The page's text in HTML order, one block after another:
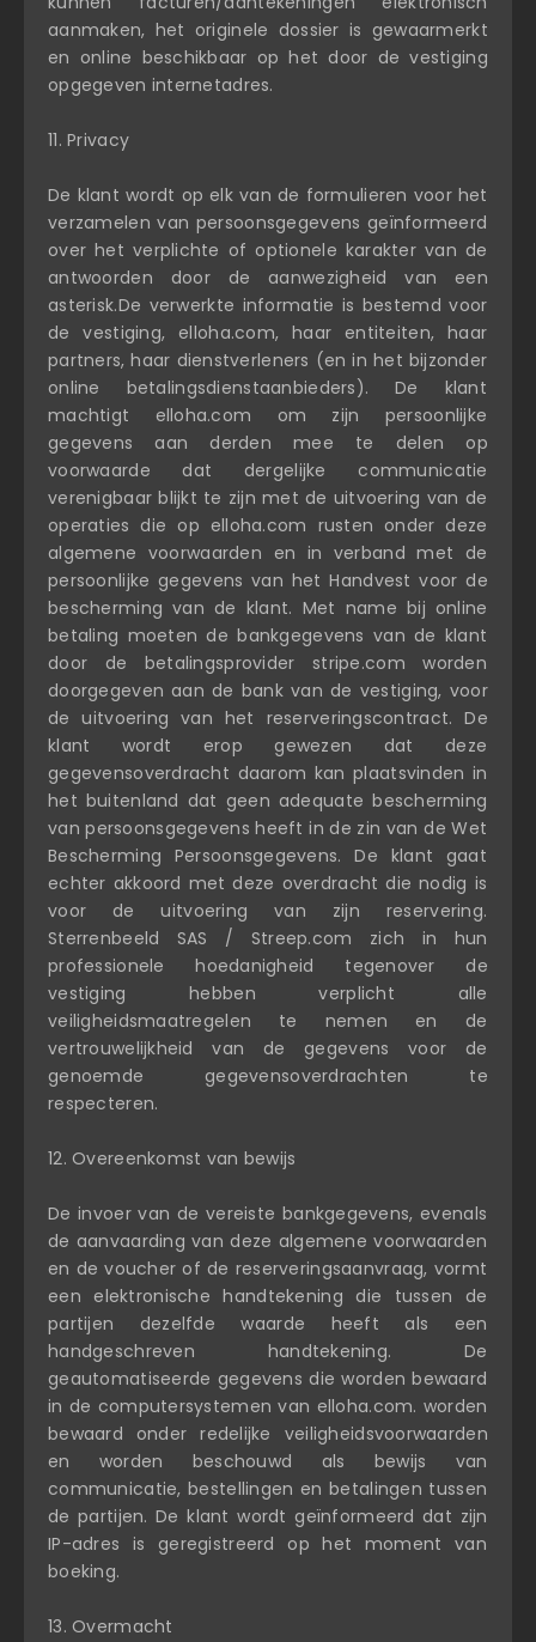
aanmaken, het originele dossier is gewaarmerkt
en online beschikbaar op het door de vestiging
opgegeven internetadres.
11. Privacy
De klant wordt op elk van de formulieren voor het
verzamelen van persoonsgegevens geïnformeerd
over het verplichte of optionele karakter van de
antwoorden door de aanwezigheid van een
asterisk.De verwerkte informatie is bestemd voor
de vestiging, elloha.com, haar entiteiten, haar
partners, haar dienstverleners (en in het bijzonder
online betalingsdienstaanbieders). De klant
machtigt elloha.com om zijn persoonlijke
gegevens aan derden mee te delen op
voorwaarde dat dergelijke communicatie
verenigbaar blijkt te zijn met de uitvoering van de
operaties die op elloha.com rusten onder deze
algemene voorwaarden en in verband met de
persoonlijke gegevens van het Handvest voor de
bescherming van de klant. Met name bij online
betaling moeten de bankgegevens van de klant
door de betalingsprovider stripe.com worden
doorgegeven aan de bank van de vestiging, voor
de uitvoering van het reserveringscontract. De
klant wordt erop gewezen dat deze
gegevensoverdracht daarom kan plaatsvinden in
het buitenland dat geen adequate bescherming
van persoonsgegevens heeft in de zin van de Wet
Bescherming Persoonsgegevens. De klant gaat
echter akkoord met deze overdracht die nodig is
voor de uitvoering van zijn reservering.
Sterrenbeeld SAS / Streep.com zich in hun
professionele hoedanigheid tegenover de
vestiging hebben verplicht alle
veiligheidsmaatregelen te nemen en de
vertrouwelijkheid van de gegevens voor de
genoemde gegevensoverdrachten te
respecteren.
12. Overeenkomst van bewijs
De invoer van de vereiste bankgegevens, evenals
de aanvaarding van deze algemene voorwaarden
en de voucher of de reserveringsaanvraag, vormt
een elektronische handtekening die tussen de
partijen dezelfde waarde heeft als een
handgeschreven handtekening. De
geautomatiseerde gegevens die worden bewaard
in de computersystemen van elloha.com. worden
bewaard onder redelijke veiligheidsvoorwaarden
en worden beschouwd als bewijs van
communicatie, bestellingen en betalingen tussen
de partijen. De klant wordt geïnformeerd dat zijn
IP-adres is geregistreerd op het moment van
boeking.
13. Overmacht